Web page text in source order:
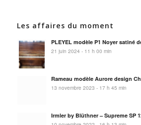
Les affaires du moment
PLEYEL modèle P1 Noyer satiné
21 juin 2024 - 11 h 00 min
Rameau modèle Aurore design
13 novembre 2023 - 17 h 45 min
Irmler by Blüthner – Supreme SP